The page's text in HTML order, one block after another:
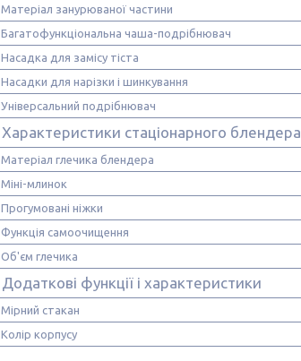
Матеріал занурюваної частини
Багатофункціональна чаша-подрібнювач
Насадка для замісу тіста
Насадки для нарізки і шинкування
Універсальний подрібнювач
Характеристики стаціонарного блендера
Матеріал глечика блендера
Міні-млинок
Прогумовані ніжки
Функція самоочищення
Об'єм глечика
Додаткові функції і характеристики
Мірний стакан
Колір корпусу